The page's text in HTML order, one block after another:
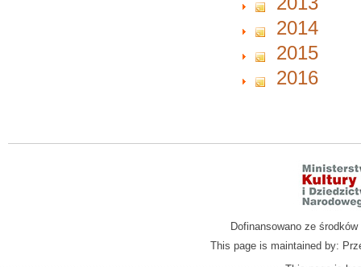
2014
2015
2016
Dofinansowano ze
This page is maintained by: